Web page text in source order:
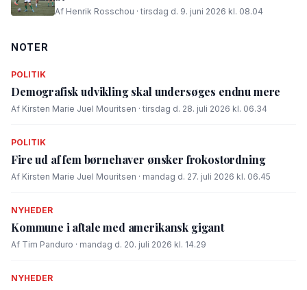
Af Henrik Rosschou · tirsdag d. 9. juni 2026 kl. 08.04
NOTER
POLITIK
Demografisk udvikling skal undersøges endnu mere
Af Kirsten Marie Juel Mouritsen · tirsdag d. 28. juli 2026 kl. 06.34
POLITIK
Fire ud af fem børnehaver ønsker frokostordning
Af Kirsten Marie Juel Mouritsen · mandag d. 27. juli 2026 kl. 06.45
NYHEDER
Kommune i aftale med amerikansk gigant
Af Tim Panduro · mandag d. 20. juli 2026 kl. 14.29
NYHEDER